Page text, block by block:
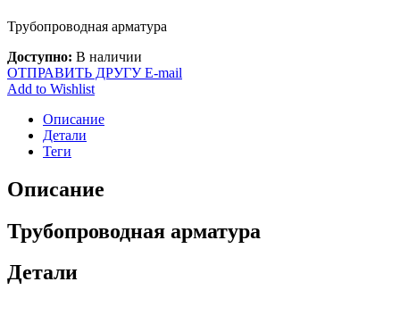
Трубопроводная арматура
Доступно: В наличии
ОТПРАВИТЬ ДРУГУ E-mail
Add to Wishlist
Описание
Детали
Теги
Описание
Трубопроводная арматура
Детали